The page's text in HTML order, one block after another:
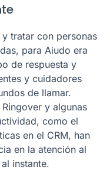
tratar con personas
para Aiudo era
de respuesta y
y cuidadores
de llamar.
y algunas
como el
en el CRM, han
en la atención al
instante.